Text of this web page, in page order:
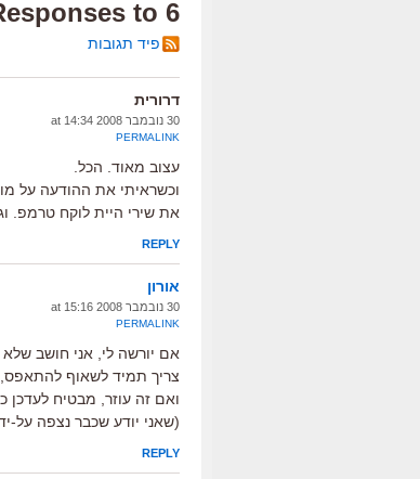
6 Responses to “ברוך דיין האמת”
פיד תגובות
דרורית
30 נובמבר 2008 at 14:34
PERMALINK
עצוב מאוד. הכל.
וכשראיתי את ההודעה על
את שירי היית לוקח טרמפ.
REPLY
אורון
30 נובמבר 2008 at 15:16
PERMALINK
אם יורשה לי, אני חושב
צריך תמיד לשאוף להתאפס,
ואם זה עוזר, מבטיח
(שאני יודע שכבר נצפה על-
REPLY